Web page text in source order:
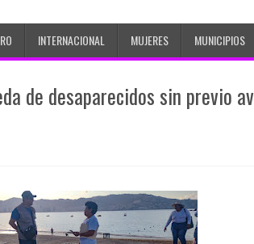
INTERNACIONAL MUJERES MUNICIPIOS
de desaparecidos sin previo